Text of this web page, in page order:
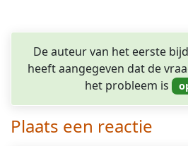
De auteur van het eerste
heeft aangegeven dat de
het probleem is
Plaats een reactie